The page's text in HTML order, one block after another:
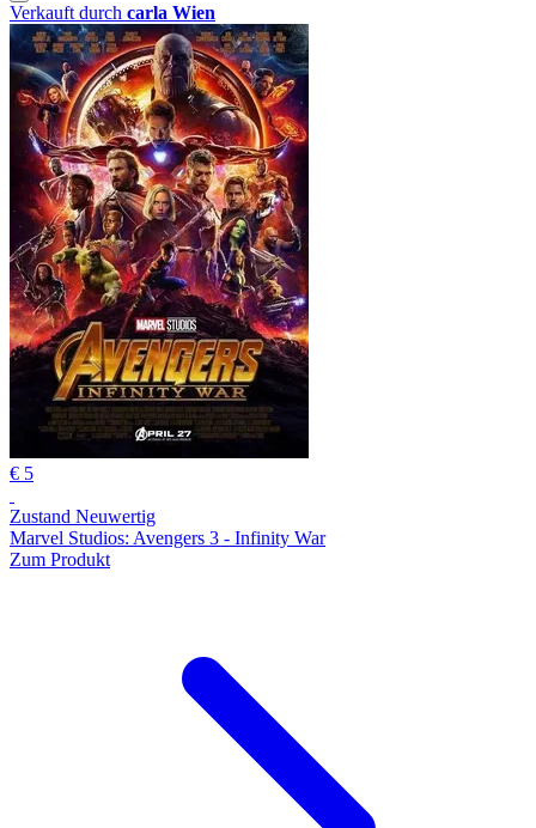
Verkauft durch carla Wien
€ 5
Zustand Neuwertig
Marvel Studios: Avengers 3 - Infinity War
Zum Produkt